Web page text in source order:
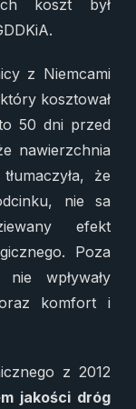
koszt był
z Niemcami
kosztował
50 dni przed
nawierzchnia
że
nie sa
efekt
Poza
wpływały
komfort i
z 2012
jakości dróg